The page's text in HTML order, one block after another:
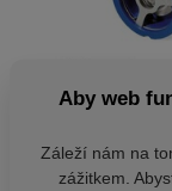
Aby web
Záleží nám na
zážitkem.